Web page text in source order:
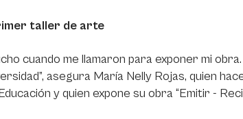
taller de arte
cuando me llamaron para exponer mi
asegura María Nelly Rojas, quien
y quien expone su obra “Emitir -